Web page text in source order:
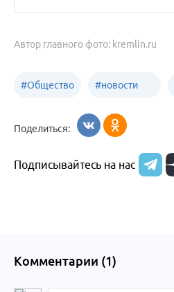
Автор главного фото: kremlin.ru
#Общество #новости
образования
Поделиться:
Подписывайтесь на нас
Комментарии (1)